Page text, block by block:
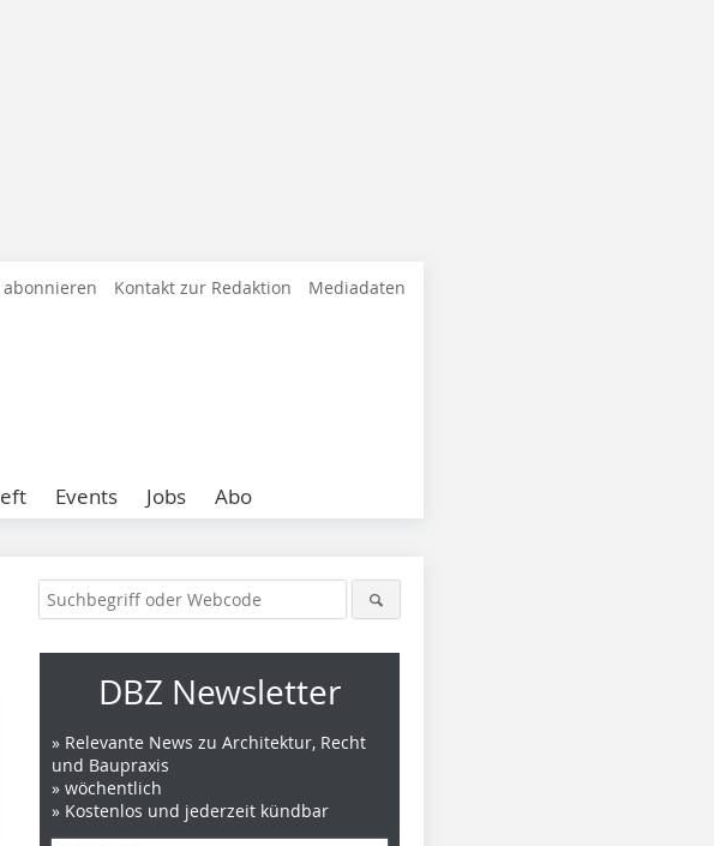
Kontakt zur Redaktion Mediadaten
Events Jobs Abo
DBZ Newsletter
» Relevante News zu Architektur, Recht
und Baupraxis
» wöchentlich
» Kostenlos und jederzeit kündbar